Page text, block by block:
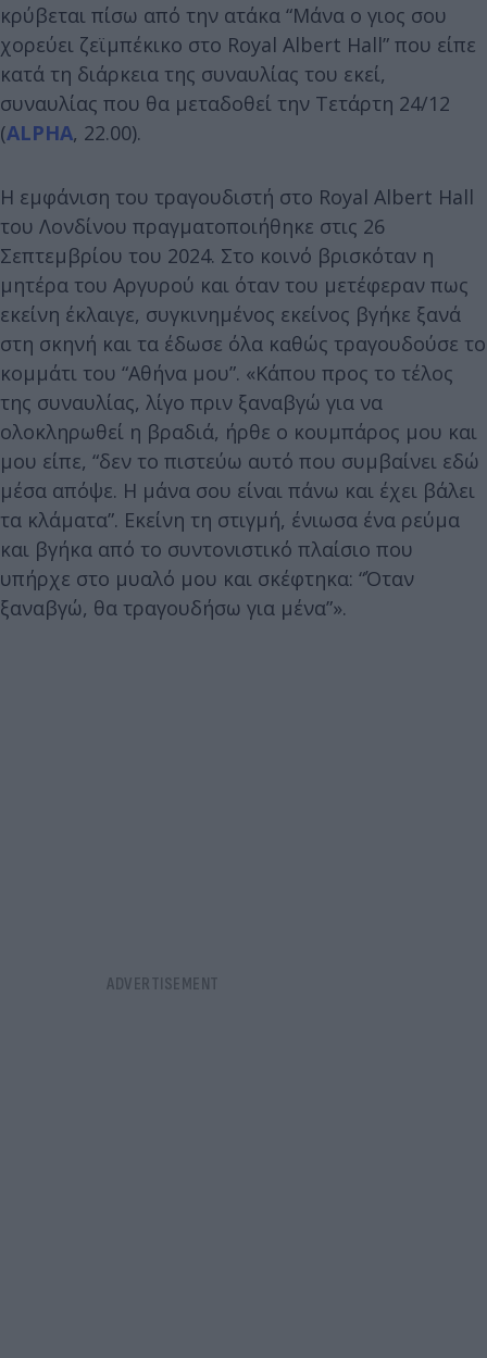
κρύβεται πίσω από την ατάκα “Μάνα ο γιος σου
χορεύει ζεϊμπέκικο στο Royal Albert Hall” που είπε
κατά τη διάρκεια της συναυλίας του εκεί,
συναυλίας που θα μεταδοθεί την Τετάρτη 24/12
(ALPHA, 22.00).
Η εμφάνιση του τραγουδιστή στο Royal Albert Hall
του Λονδίνου πραγματοποιήθηκε στις 26
Σεπτεμβρίου του 2024. Στο κοινό βρισκόταν η
μητέρα του Αργυρού και όταν του μετέφεραν πως
εκείνη έκλαιγε, συγκινημένος εκείνος βγήκε ξανά
στη σκηνή και τα έδωσε όλα καθώς τραγουδούσε το
κομμάτι του “Αθήνα μου”. «Κάπου προς το τέλος
της συναυλίας, λίγο πριν ξαναβγώ για να
ολοκληρωθεί η βραδιά, ήρθε ο κουμπάρος μου και
μου είπε, “δεν το πιστεύω αυτό που συμβαίνει εδώ
μέσα απόψε. Η μάνα σου είναι πάνω και έχει βάλει
τα κλάματα”. Εκείνη τη στιγμή, ένιωσα ένα ρεύμα
και βγήκα από το συντονιστικό πλαίσιο που
υπήρχε στο μυαλό μου και σκέφτηκα: “Όταν
ξαναβγώ, θα τραγουδήσω για μένα”».